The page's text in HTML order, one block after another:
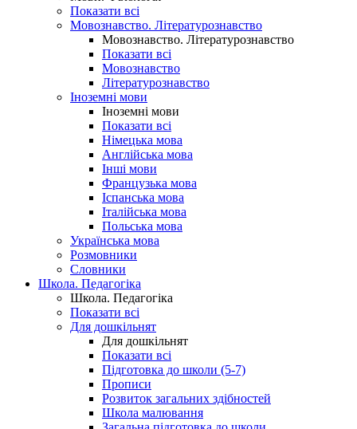
Показати всі
Мовознавство. Літературознавство
Мовознавство. Літературознавство
Показати всі
Мовознавство
Літературознавство
Іноземні мови
Іноземні мови
Показати всі
Німецька мова
Англійська мова
Інші мови
Французька мова
Іспанська мова
Італійська мова
Польська мова
Українська мова
Розмовники
Словники
Школа. Педагогіка
Школа. Педагогіка
Показати всі
Для дошкільнят
Для дошкільнят
Показати всі
Підготовка до школи (5-7)
Прописи
Розвиток загальних здібностей
Школа малювання